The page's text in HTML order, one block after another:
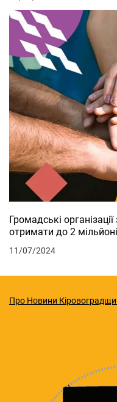
Громадські
отримати до 2
11/07/2024
Про Новини